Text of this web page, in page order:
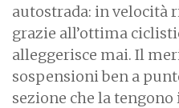
autostrada: in velocità
grazie all’ottima
alleggerisce mai. Il
sospensioni ben a
sezione che la tengono